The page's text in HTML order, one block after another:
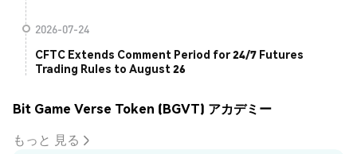
2026-07-24
CFTC Extends Comment Period for 24/7 Futures
Trading Rules to August 26
Bit Game Verse Token (BGVT) アカデミー
もっと 見る